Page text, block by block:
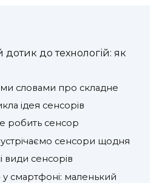
до технологій: як
словами про складне
ідея сенсорів
робить сенсор
сенсори щодня
види сенсорів
смартфоні: маленький